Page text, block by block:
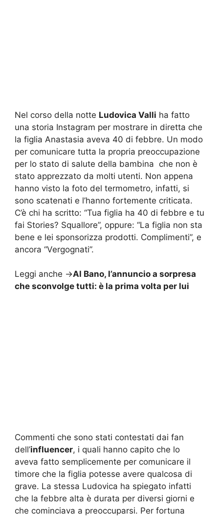
Nel corso della notte Ludovica Valli ha fatto
una storia Instagram per mostrare in diretta che
la figlia Anastasia aveva 40 di febbre. Un modo
per comunicare tutta la propria preoccupazione
per lo stato di salute della bambina che non è
stato apprezzato da molti utenti. Non appena
hanno visto la foto del termometro, infatti, si
sono scatenati e l’hanno fortemente criticata.
C’è chi ha scritto: “Tua figlia ha 40 di febbre e tu
fai Stories? Squallore”, oppure: “La figlia non sta
bene e lei sponsorizza prodotti. Complimenti”, e
ancora “Vergognati”.
Leggi anche ->Al Bano, l’annuncio a sorpresa
che sconvolge tutti: è la prima volta per lui
Commenti che sono stati contestati dai fan
dell’influencer, i quali hanno capito che lo
aveva fatto semplicemente per comunicare il
timore che la figlia potesse avere qualcosa di
grave. La stessa Ludovica ha spiegato infatti
che la febbre alta è durata per diversi giorni e
che cominciava a preoccuparsi. Per fortuna